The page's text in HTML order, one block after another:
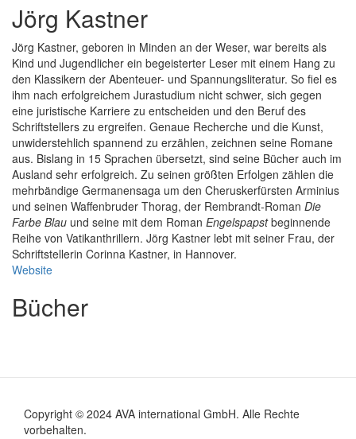
Jörg Kastner
Jörg Kastner, geboren in Minden an der Weser, war bereits als
Kind und Jugendlicher ein begeisterter Leser mit einem Hang zu
den Klassikern der Abenteuer- und Spannungsliteratur. So fiel es
ihm nach erfolgreichem Jurastudium nicht schwer, sich gegen
eine juristische Karriere zu entscheiden und den Beruf des
Schriftstellers zu ergreifen. Genaue Recherche und die Kunst,
unwiderstehlich spannend zu erzählen, zeichnen seine Romane
aus. Bislang in 15 Sprachen übersetzt, sind seine Bücher auch im
Ausland sehr erfolgreich. Zu seinen größten Erfolgen zählen die
mehrbändige Germanensaga um den Cheruskerfürsten Arminius
und seinen Waffenbruder Thorag, der Rembrandt-Roman Die
Farbe Blau und seine mit dem Roman Engelspapstbeginnende
Reihe von Vatikanthrillern. Jörg Kastner lebt mit seiner Frau, der
Schriftstellerin Corinna Kastner, in Hannover.
Website
Bücher
Copyright © 2024 AVA international GmbH. Alle Rechte
vorbehalten.